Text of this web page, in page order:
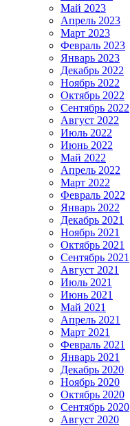
Май 2023
Апрель 2023
Март 2023
Февраль 2023
Январь 2023
Декабрь 2022
Ноябрь 2022
Октябрь 2022
Сентябрь 2022
Август 2022
Июль 2022
Июнь 2022
Май 2022
Апрель 2022
Март 2022
Февраль 2022
Январь 2022
Декабрь 2021
Ноябрь 2021
Октябрь 2021
Сентябрь 2021
Август 2021
Июль 2021
Июнь 2021
Май 2021
Апрель 2021
Март 2021
Февраль 2021
Январь 2021
Декабрь 2020
Ноябрь 2020
Октябрь 2020
Сентябрь 2020
Август 2020